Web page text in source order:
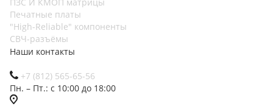
Печатные платы
"High-Reliable" компоненты
СВЧ-разъёмы
Наши контакты
+7 (812) 565-65-56
Пн. – Пт.: с 10:00 до 18:00